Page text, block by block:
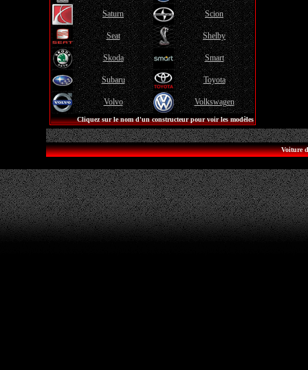
Saturn Scion
Seat Shelby
Skoda Smart
Subaru Toyota
Volvo Volkswagen
Cliquez sur le nom d'un constructeur pour voir les modèles
Voiture